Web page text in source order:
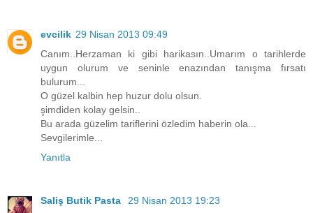
evcilik 29 Nisan 2013 09:49
Canım..Herzaman ki gibi harikasın..Umarım o tarihlerde
uygun olurum ve seninle enazından tanışma fırsatı
bulurum...
O güzel kalbin hep huzur dolu olsun.
şimdiden kolay gelsin..
Bu arada güzelim tariflerini özledim haberin ola...
Sevgilerimle...
Yanıtla
Saliş Butik Pasta
29 Nisan 2013 19:23